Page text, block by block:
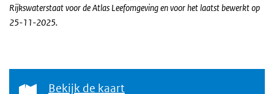
Rijkswaterstaat voor de Atlas Leefomgeving en voor het laatst bewerkt op
25-11-2025.
Bekijk de kaart
Bekijk de kaart